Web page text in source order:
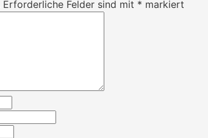
Erforderliche Felder sind mit * markiert